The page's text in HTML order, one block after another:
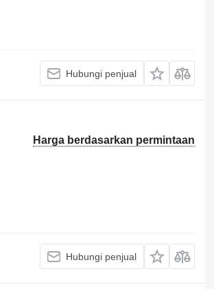
Hubungi penjual
Harga berdasarkan permintaan
Hubungi penjual